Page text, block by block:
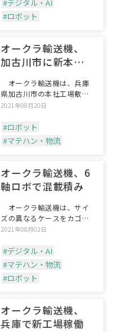
#デジタル・AI
#ロボット
オークラ輸送機、
加古川市に新本社
オークラ輸送機は、兵庫
県加古川市の本社工場敷地
内に新本社ビルを竣工した
2021年08月20日
#ロボット
#マテハン・物流
オークラ輸送機、6
軸ロボで混載積み
オークラ輸送機は、サイ
ズの異なるケースをカゴ車
に自動積み込みできるパレ
2021年08月02日
#デジタル・AI
#マテハン・物流
#ロボット
オークラ輸送機、
兵庫で新工場稼働